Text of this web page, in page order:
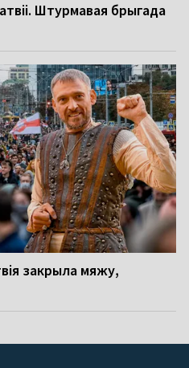
Штурмавая брыгада
закрыла мяжу,